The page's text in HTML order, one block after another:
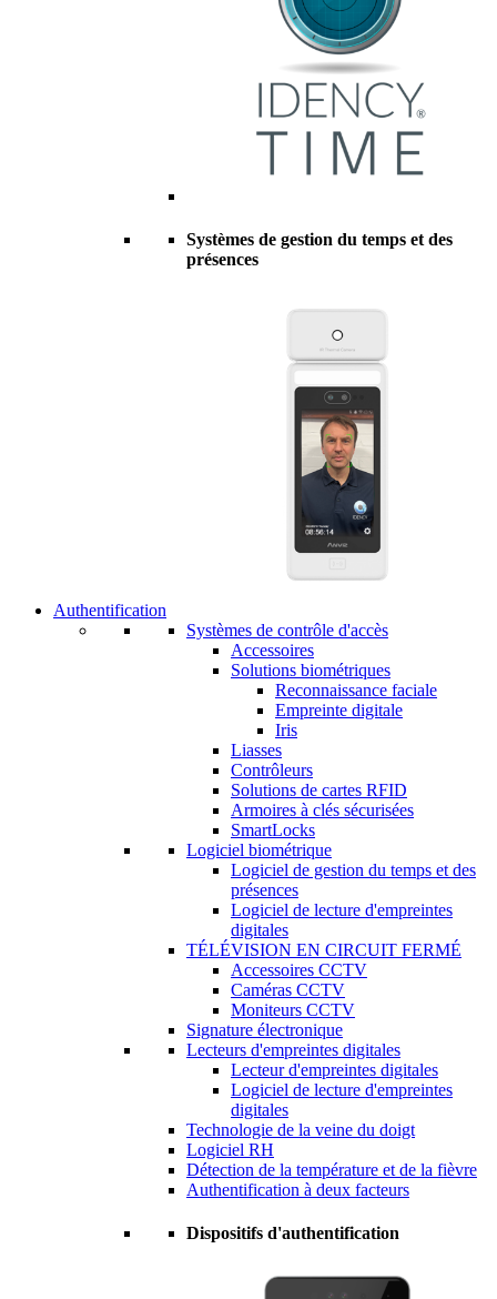
Systèmes de gestion du temps et des
présences
Authentification
Systèmes de contrôle d'accès
Accessoires
Solutions biométriques
Reconnaissance faciale
Empreinte digitale
Iris
Liasses
Contrôleurs
Solutions de cartes RFID
Armoires à clés sécurisées
SmartLocks
Logiciel biométrique
Logiciel de gestion du temps et des
présences
Logiciel de lecture d'empreintes
digitales
TÉLÉVISION EN CIRCUIT FERMÉ
Accessoires CCTV
Caméras CCTV
Moniteurs CCTV
Signature électronique
Lecteurs d'empreintes digitales
Lecteur d'empreintes digitales
Logiciel de lecture d'empreintes
digitales
Technologie de la veine du doigt
Logiciel RH
Détection de la température et de la fièvre
Authentification à deux facteurs
Dispositifs d'authentification